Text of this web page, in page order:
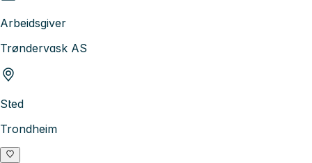
Arbeidsgiver
Trøndervask AS
Sted
Trondheim